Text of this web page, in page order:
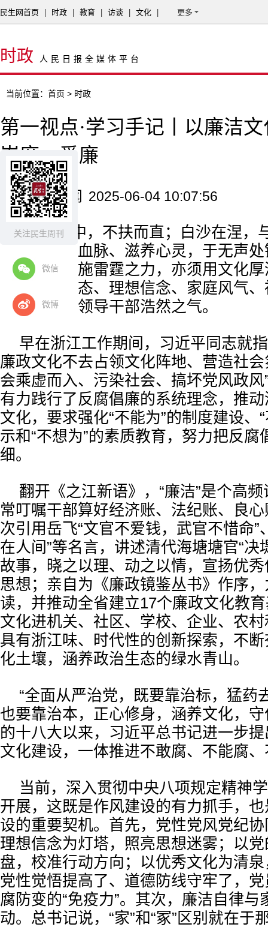
关注民生周刊
微信
微博
民生网首页 时政 教育 访谈 文化 更多
时政 人民日报全媒体平台
当前位置： 首页 > 时政
第一视点·学习手记丨以廉洁
崇廉、爱廉
来源：潮新闻 2025-06-04 10:07:56
“蓬生麻中，不扶而直；白沙在涅，
力，在浸润血脉、滋养心灵，于无声
既须以法纪施雷霆之力，亦须用文化
向的政治生态、理想信念、家庭风气
量，能长养领导干部浩然之气。
早在浙江工作期间，习近平同志就
廉政文化不去占领文化阵地、营造社
会乘虚而入、污染社会、搞坏党风政风
有力践行了反腐倡廉的系统理念，推
文化，要求强化“不能为”的制度建设、
示和“不想为”的素质教育，努力把反腐
细。
翻开《之江新语》，“廉洁”是个高
常叮嘱干部算好经济账、法纪账、良心
次引用岳飞“文官不爱钱，武官不惜命”
在人间”等名言，讲述清代海塘塘官“决
故事，晓之以理、动之以情，宣扬优
思想；亲自为《廉政镜鉴丛书》作序
读，并推动全省建立17个廉政文化教
文化进机关、社区、学校、企业、农
具有浙江味、时代性的创新探索，不
化土壤，涵养政治生态的绿水青山。
“全面从严治党，既要靠治标，猛药
也要靠治本，正心修身，涵养文化，守
的十八大以来，习近平总书记进一步
文化建设，一体推进不敢腐、不能腐
当前，深入贯彻中央八项规定精神
开展，这既是作风建设的有力抓手，
设的重要契机。首先，党性党风党纪
理想信念为灯塔，照亮思想迷雾；以
盘，校准行动方向；以优秀文化为清
党性觉悟提高了、道德防线守牢了，
腐防变的“免疫力”。其次，廉洁自律与
动。总书记说，“家”和“冢”区别就在于